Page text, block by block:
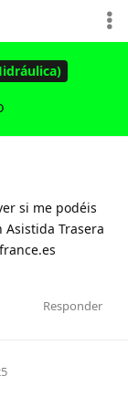
si me podéis
Asistida Trasera
Responder